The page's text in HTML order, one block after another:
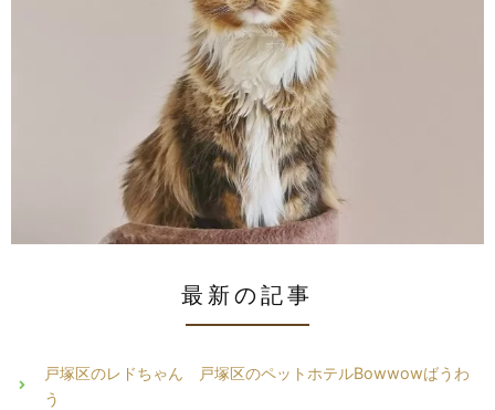
最新の記事
戸塚区のレドちゃん 戸塚区のペットホテルBowwowばうわ
う